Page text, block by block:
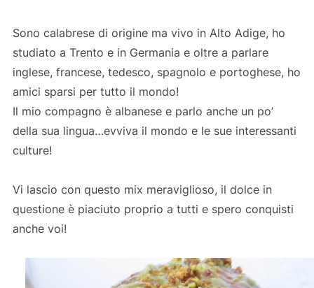
Sono calabrese di origine ma vivo in Alto Adige, ho
studiato a Trento e in Germania e oltre a parlare
inglese, francese, tedesco, spagnolo e portoghese, ho
amici sparsi per tutto il mondo!
Il mio compagno è albanese e parlo anche un po’
della sua lingua…evviva il mondo e le sue interessanti
culture!
Vi lascio con questo mix meraviglioso, il dolce in
questione è piaciuto proprio a tutti e spero conquisti
anche voi!